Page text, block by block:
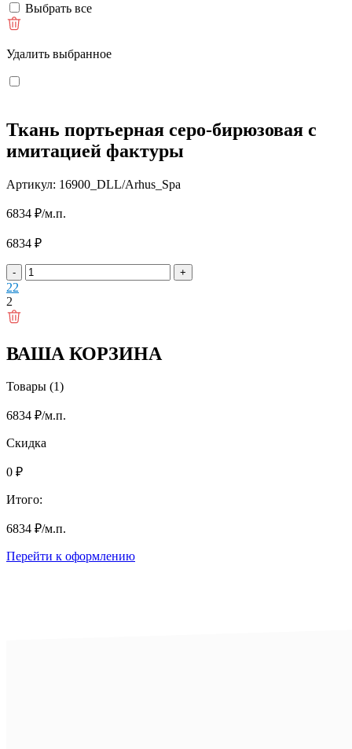
Выбрать все
Удалить выбранное
Ткань портьерная серо-бирюзовая с
имитацией фактуры
Артикул: 16900_DLL/Arhus_Spa
6834 ₽/м.п.
6834 ₽
- +
22
2
ВАША КОРЗИНА
Товары (1)
6834 ₽/м.п.
Скидка
0 ₽
Итого:
6834 ₽/м.п.
Перейти к оформлению